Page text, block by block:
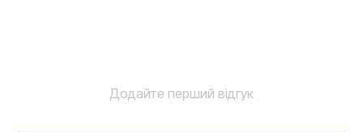
Додайте перший відгук